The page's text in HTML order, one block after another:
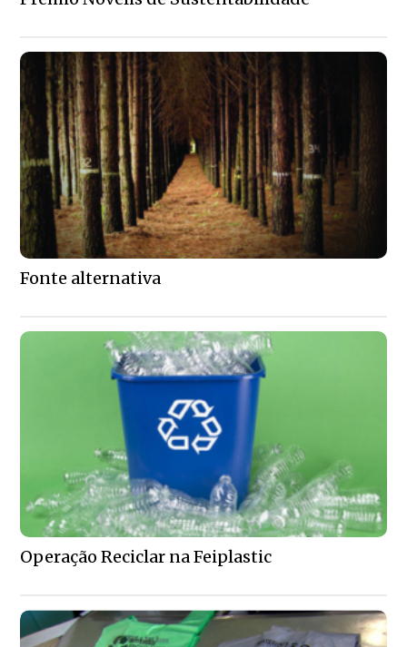
Fonte alternativa
Operação Reciclar na Feiplastic